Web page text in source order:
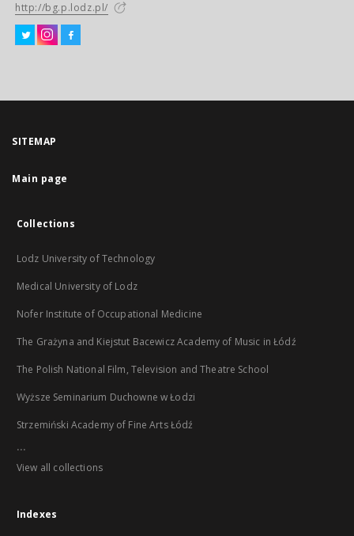
http://bg.p.lodz.pl/
SITEMAP
Main page
Collections
Lodz University of Technology
Medical University of Lodz
Nofer Institute of Occupational Medicine
The Grażyna and Kiejstut Bacewicz Academy of Music in Łódź
The Polish National Film, Television and Theatre School
Wyższe Seminarium Duchowne w Łodzi
Strzemiński Academy of Fine Arts Łódź
...
View all collections
Indexes